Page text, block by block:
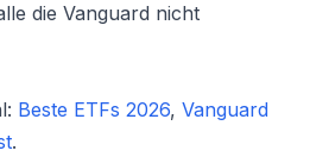
die Vanguard nicht
Beste ETFs 2026, Vanguard
.